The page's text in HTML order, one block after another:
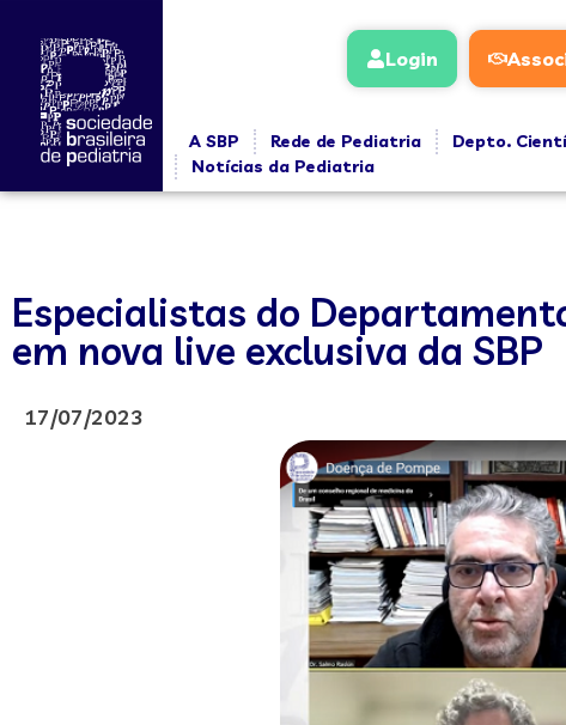
Login
A SBP Rede de Pediatria Depto.
Notícias da Pediatria
Especialistas do
em nova live exclusiva da SBP
17/07/2023